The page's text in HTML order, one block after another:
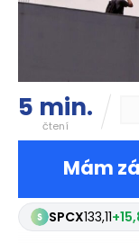
5 min.
čtení
Mám
SPCX133,11